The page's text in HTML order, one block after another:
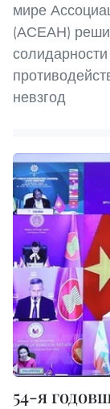
мире
(АСЕАН)
невзгод
54-я